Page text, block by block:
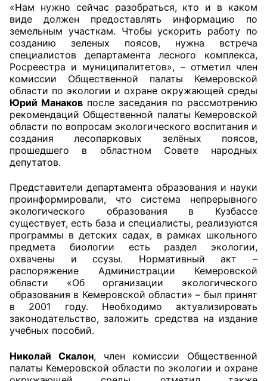
«Нам нужно сейчас разобраться, кто и в каком
виде должен предоставлять информацию по
земельным участкам. Чтобы ускорить работу по
созданию зеленых поясов, нужна встреча
специалистов департамента лесного комплекса,
Росреестра и муниципалитетов», – отметил член
комиссии Общественной палаты Кемеровской
области по экологии и охране окружающей среды
Юрий Манаков после заседания по рассмотрению
рекомендаций Общественной палаты Кемеровской
области по вопросам экологического воспитания и
создания лесопарковых зелёных поясов,
прошедшего в областном Совете народных
депутатов.
Представители департамента образования и науки
проинформировали, что система непрерывного
экологического образования в Кузбассе
существует, есть база и специалисты, реализуются
программы в детских садах, в рамках школьного
предмета биологии есть раздел экологии,
охвачены и ссузы. Нормативный акт –
распоряжение Администрации Кемеровской
области «Об организации экологического
образования в Кемеровской области» – был принят
в 2001 году. Необходимо актуализировать
законодательство, заложить средства на издание
учебных пособий.
Николай Скалон, член комиссии Общественной
палаты Кемеровской области по экологии и охране